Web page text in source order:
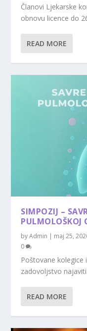
Članovi Ljekarske
obnovu licence do
READ MORE
SIMPOZIJ –
PULMOLOŠKOJ
byAdmin | maj 25,
0
Poštovane kolegice
zadovoljstvo
READ MORE